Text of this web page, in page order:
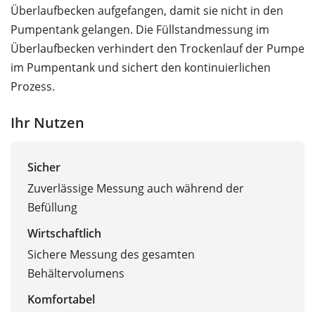
Überlaufbecken aufgefangen, damit sie nicht in den
Pumpentank gelangen. Die Füllstandmessung im
Überlaufbecken verhindert den Trockenlauf der Pumpe
im Pumpentank und sichert den kontinuierlichen
Prozess.
Ihr Nutzen
Sicher
Zuverlässige Messung auch während der
Befüllung
Wirtschaftlich
Sichere Messung des gesamten
Behältervolumens
Komfortabel